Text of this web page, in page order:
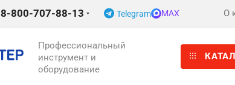
8-800-707-88-13 Telegram MAX О
Профессиональный
инструмент и
оборудование